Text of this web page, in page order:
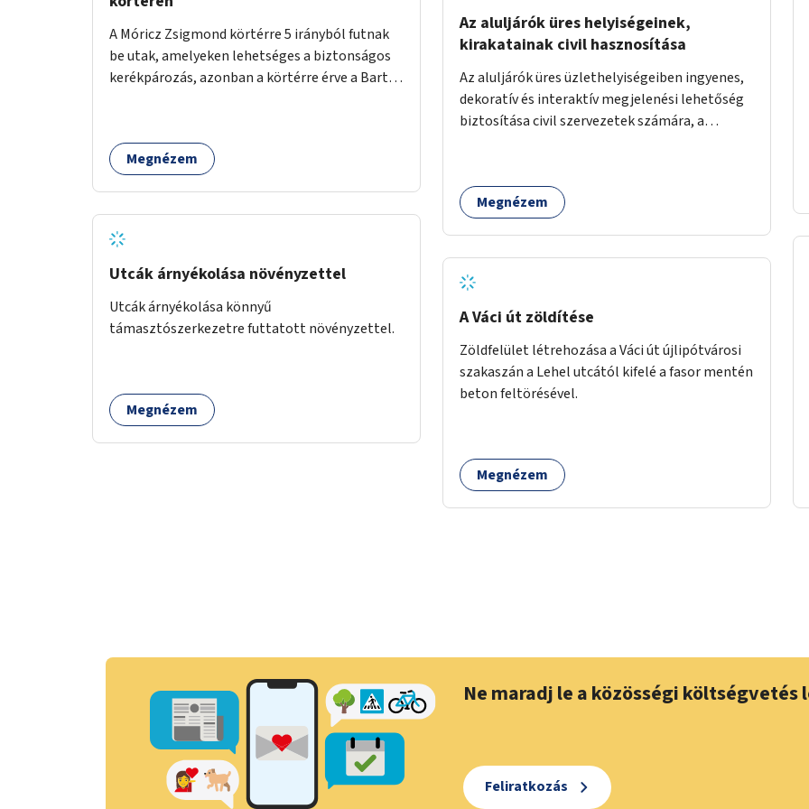
A Móricz Zsigmond körtérre 5 irányból futnak
be utak, amelyeken lehetséges a biztonságos
kerékpározás, azonban a körtérre érve a Bartók
útvonalak összekötését!
Megnézem
Utcák árnyékolása növényzettel
Utcák árnyékolása könnyű
támasztószerkezetre futtatott növényzettel.
Megnézem
Az aluljárók üres helyiségeinek,
kirakatainak civil hasznosítása
Az aluljárók üres üzlethelyiségeiben ingyenes,
dekoratív és interaktív megjelenési lehetőség
biztosítása civil szervezetek számára, a
mutassanak be látványos, gondolatébresztő
formában, például rajzokkal, kérdésekkel,
nélkül, a jelenlegi elhanyagolt állapot helyett.
Megnézem
A Váci út zöldítése
Zöldfelület létrehozása a Váci út újlipótvárosi
szakaszán a Lehel utcától kifelé a fasor mentén
beton feltörésével.
Megnézem
Ne maradj le a közösségi
Feliratkozás